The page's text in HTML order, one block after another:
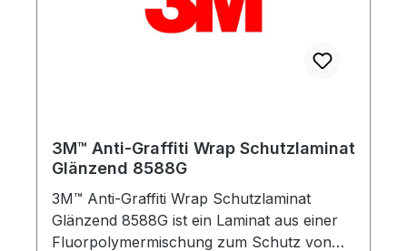
3M™ Anti-Graffiti Wrap Schutzlaminat
Glänzend 8588G
3M™ Anti-Graffiti Wrap Schutzlaminat
Glänzend 8588G ist ein Laminat aus einer
Fluorpolymermischung zum Schutz von